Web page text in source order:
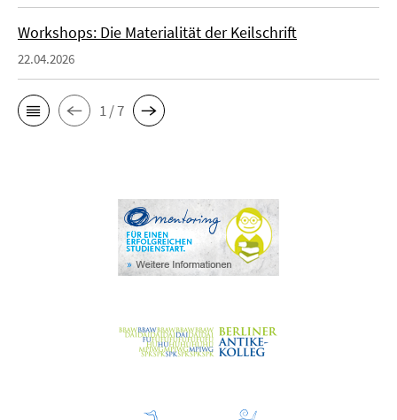
Workshops: Die Materialität der Keilschrift
22.04.2026
1 / 7